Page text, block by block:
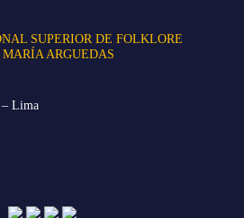
SUPERIOR DE FOLKLORE
MARÍA ARGUEDAS
– Lima